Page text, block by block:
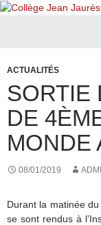
CONTENU
ACTUALITÉS
SORTIE
DE
MONDE
08/01/2019
Durant la matinée
se sont rendus à